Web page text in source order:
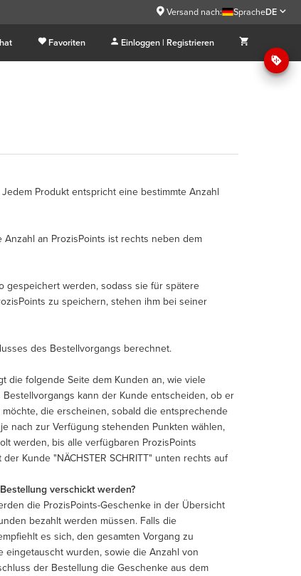
Versand nach: SpracheDE
Favoriten Einloggen | Registrieren
Produkt entspricht eine bestimmte Anzahl
an ProzisPoints ist rechts neben dem
gespeichert werden, sodass sie für spätere
zu speichern, stehen ihm bei seiner
des Bestellvorgangs berechnet.
die folgende Seite dem Kunden an, wie viele
kann der Kunde entscheiden, ob er
die erscheinen, sobald die entsprechende
nach zur Verfügung stehenden Punkten wählen,
werden, bis alle verfügbaren ProzisPoints
Kunde "NÄCHSTER SCHRITT" unten rechts auf
verschickt werden?
die ProzisPoints-Geschenke in der Übersicht
bezahlt werden müssen. Falls die
es sich, den gesamten Vorgang zu
eingetauscht wurden, sowie die Anzahl von
der Bestellung die Geschenke aus dem